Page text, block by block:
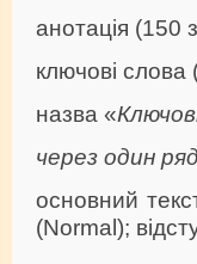
анотація (150
ключові слова
назва «
через один
основний
(Normal);